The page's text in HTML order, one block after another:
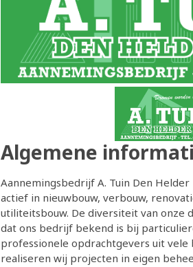
Algemene
Aannemingsbedrijf A. Tuin Den Helder
actief in nieuwbouw, verbouw,
utiliteitsbouw. De diversiteit van onze
dat ons bedrijf bekend is bij
professionele opdrachtgevers uit vele
realiseren wij projecten in eigen